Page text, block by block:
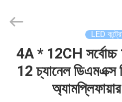
বাড়ি
LIGHTING
LIMITED.
LED
4A * 12CH
12 চ্যানেল ডিএমএক্স